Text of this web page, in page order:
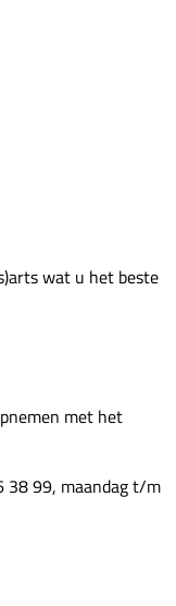
wat u het beste
met het
38 99, maandag t/m